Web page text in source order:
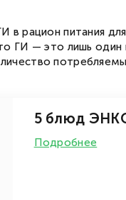
в рацион питания
ГИ — это лишь один
5 блюд
Подробнее